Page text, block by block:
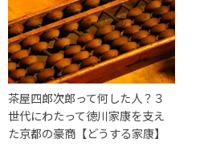
茶屋四郎次郎って何した人？３
世代にわたって徳川家康を支え
た京都の豪商【どうする家康】